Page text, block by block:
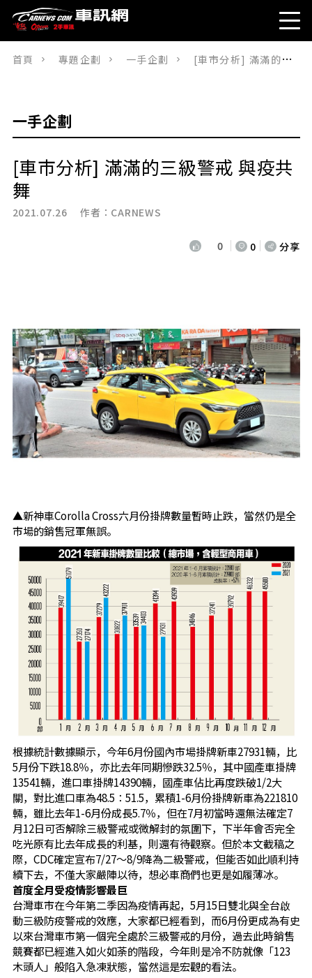
首頁 專題企劃 一手企劃 [車市分析] 滿滿的三級警戒 與疫共舞
一手企劃
[車市分析] 滿滿的三級警戒 與疫共
舞
2021.07.26 作者： CARNEWS
0 0 分享
▲新神車Corolla Cross六月份掛牌數量暫時止跌，當然仍是全
市場的銷售冠軍無誤。
根據統計數據顯示，今年6月份國內市場掛牌新車27931輛，比
5月份下跌18.8％，亦比去年同期慘跌32.5％，其中國產車掛牌
13541輛，進口車掛牌14390輛，國產車佔比再度跌破1/2大
關，對比進口車為48.5：51.5，累積1-6月份掛牌新車為221810
輛，雖比去年1-6月份成長5.7％，但在7月初當時還無法確定7
月12日可否解除三級警戒或微解封的氛圍下，下半年會否完全
吃光原有比去年成長的利基，則還有待觀察。但於本文截稿之
際，CDC確定宣布7/27～8/9降為二級警戒，但能否如此順利持
續下去，不僅大家嚴陣以待，想必車商們也更是如履薄冰。
首度全月受疫情影響最巨
台灣車市在今年第二季因為疫情再起，5月15日雙北與全台啟
動三級防疫警戒的效應，大家都已經看到，而6月份更成為有史
以來台灣車市第一個完全處於三級警戒的月份，過去此時銷售
競賽都已經進入如火如荼的階段，今年則是冷不防就像「123
木頭人」般陷入急凍狀態，當然這是宏觀的看法。